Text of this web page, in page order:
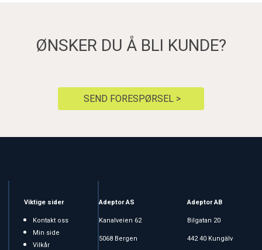
ØNSKER DU Å BLI KUNDE?
SEND FORESPØRSEL >
Viktige sider
Kontakt oss
Min side
Vilkår
Adeptor AS
Kanalveien 62
5068 Bergen
Adeptor AB
Bilgatan 20
442 40 Kungälv